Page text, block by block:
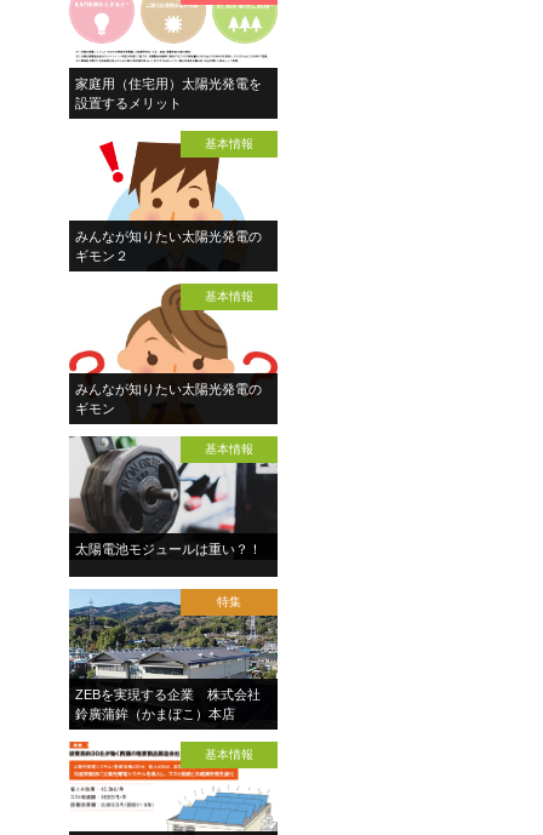
家庭用（住宅用）太陽光発電を
設置するメリット
基本情報
みんなが知りたい太陽光発電の
ギモン２
基本情報
みんなが知りたい太陽光発電の
ギモン
基本情報
太陽電池モジュールは重い？！
特集
ZEBを実現する企業 株式会社
鈴廣蒲鉾（かまぼこ）本店
基本情報